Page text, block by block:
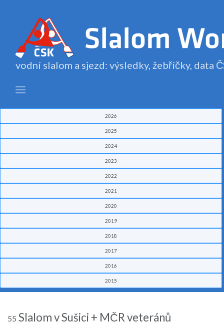
vodní slalom a sjezd: výsledky, žebříčky, data
2026
2025
2024
2023
2022
2021
2020
2019
2018
2017
2016
2015
55 Slalom v Sušici + MČR veteránů